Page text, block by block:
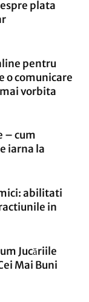
plata
pentru
o comunicare
vorbita
– cum
iarna la
abilitati
in
Jucăriile
Mai Buni